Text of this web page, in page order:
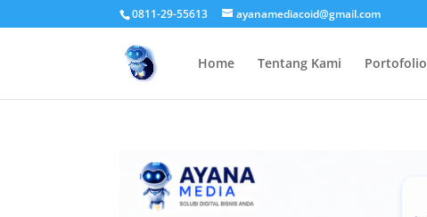
0811-29-55613 ayanamediacoid@gmail.com
Home Tentang Kami Portofolio